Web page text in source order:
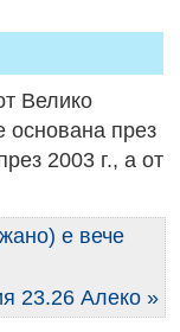
Велико
основана през
2003 г., а от
е вече
23.26 Алеко »